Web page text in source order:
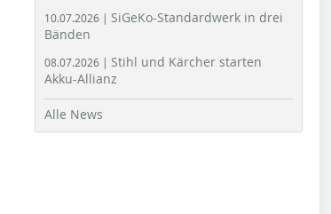
10.07.2026 | SiGeKo-Standardwerk in drei
Bänden
08.07.2026 | Stihl und Kärcher starten
Akku-Allianz
Alle News